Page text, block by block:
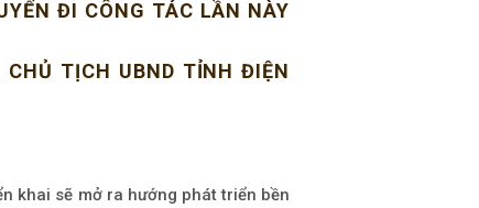
ĐI CÔNG TÁC LẦN NÀY
TỊCH UBND TỈNH ĐIỆN
khai sẽ mở ra hướng phát triển bền